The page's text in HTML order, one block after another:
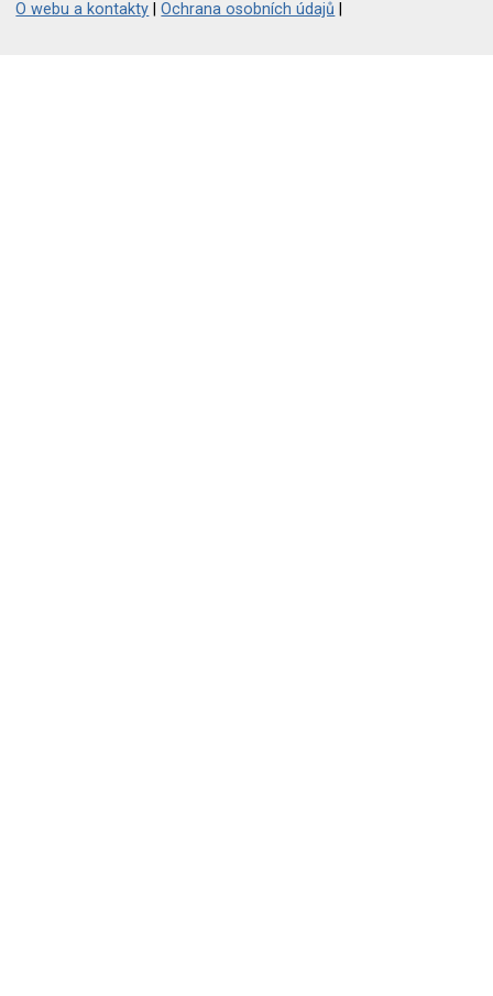
O webu a kontakty |Ochrana osobních údajů